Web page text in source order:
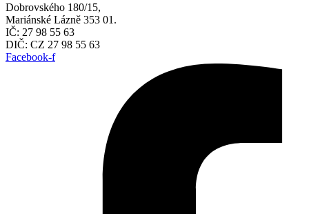
Dobrovského 180/15,
Mariánské Lázně 353 01.
IČ: 27 98 55 63
DIČ: CZ 27 98 55 63
Facebook-f